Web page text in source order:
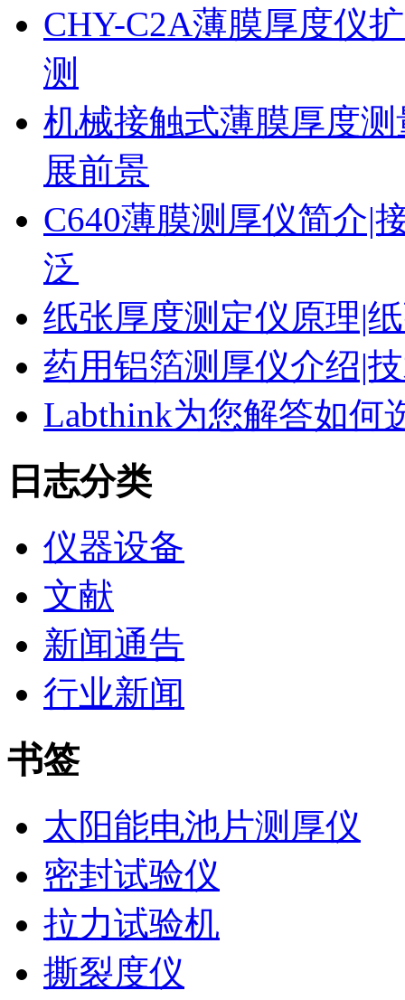
CHY-C2A薄膜厚度仪
测
机械接触式薄膜厚度
展前景
C640薄膜测厚仪简介|
泛
纸张厚度测定仪原理|
药用铝箔测厚仪介绍|
Labthink为您解答如何
日志分类
仪器设备
文献
新闻通告
行业新闻
书签
太阳能电池片测厚仪
密封试验仪
拉力试验机
撕裂度仪